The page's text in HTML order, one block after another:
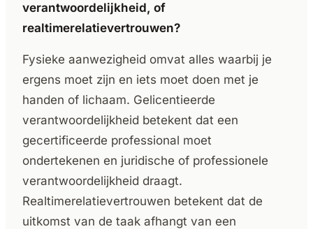
verantwoordelijkheid, of
realtimerelatievertrouwen?
Fysieke aanwezigheid omvat alles waarbij je
ergens moet zijn en iets moet doen met je
handen of lichaam. Gelicentieerde
verantwoordelijkheid betekent dat een
gecertificeerde professional moet
ondertekenen en juridische of professionele
verantwoordelijkheid draagt.
Realtimerelatievertrouwen betekent dat de
uitkomst van de taak afhangt van een